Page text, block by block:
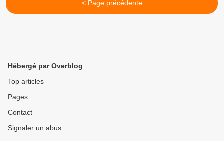
< Page précédente
Hébergé par Overblog
Top articles
Pages
Contact
Signaler un abus